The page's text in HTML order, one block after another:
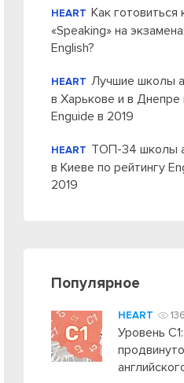
HEART Как готовиться
«Speaking» на
English?
HEART Лучшие школы
в Харькове и в Днепре
Enguide в 2019
HEART ТОП-34 школы
в Киеве по рейтингу
2019
Популярное
HEART
Уровень